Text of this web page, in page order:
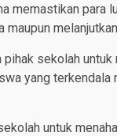
memastikan para
maupun
sekolah
yang terkendala
untuk